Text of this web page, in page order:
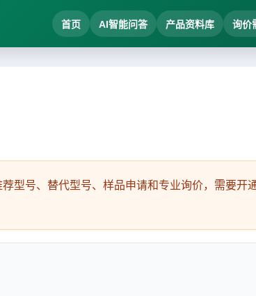
首页 AI智能问答 产品资料库 询价
型号、替代型号、样品申请和专业询价，需要开